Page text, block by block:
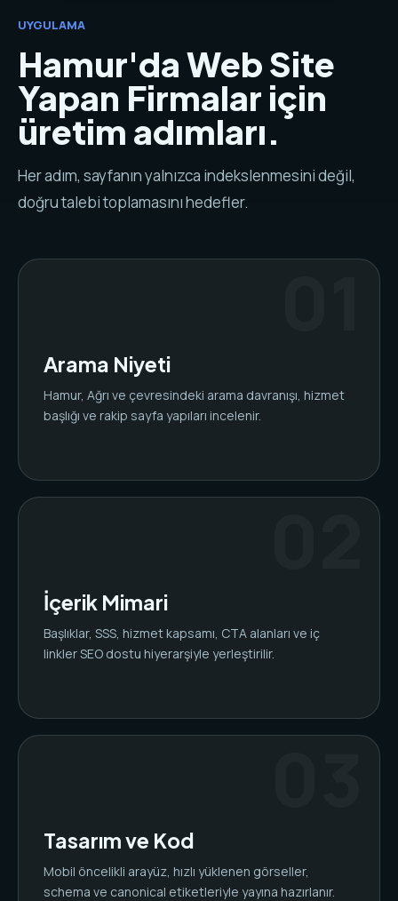
UYGULAMA
Hamur'da Web Site
Yapan Firmalar için
üretim adımları.
Her adım, sayfanın yalnızca indekslenmesini değil,
doğru talebi toplamasını hedefler.
Arama Niyeti
Hamur, Ağrı ve çevresindeki arama davranışı, hizmet
başlığı ve rakip sayfa yapıları incelenir.
İçerik Mimari
Başlıklar, SSS, hizmet kapsamı, CTA alanları ve iç
linkler SEO dostu hiyerarşiyle yerleştirilir.
Tasarım ve Kod
Mobil öncelikli arayüz, hızlı yüklenen görseller,
schema ve canonical etiketleriyle yayına hazırlanır.